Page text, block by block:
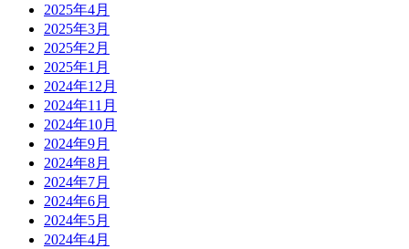
2025年4月
2025年3月
2025年2月
2025年1月
2024年12月
2024年11月
2024年10月
2024年9月
2024年8月
2024年7月
2024年6月
2024年5月
2024年4月